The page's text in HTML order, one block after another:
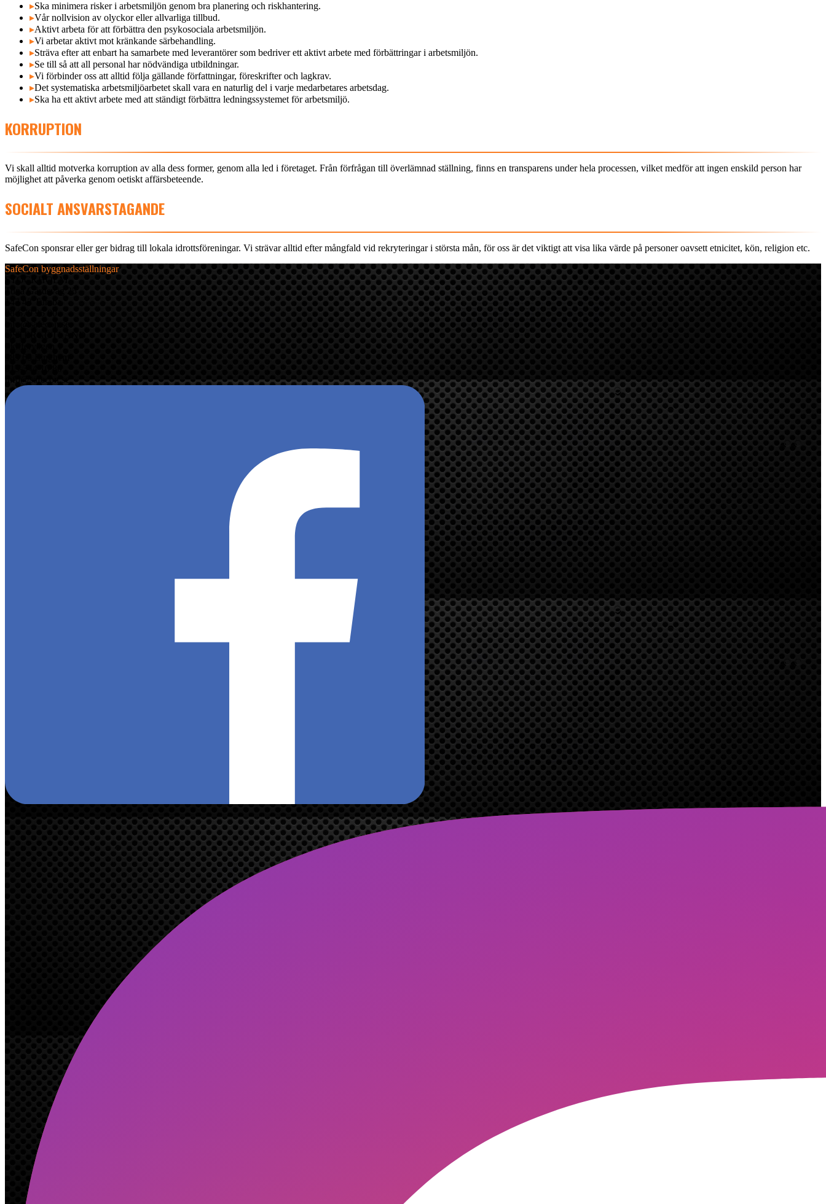
▸Ska minimera risker i arbetsmiljön genom bra planering och riskhantering.
▸Vår nollvision av olyckor eller allvarliga tillbud.
▸Aktivt arbeta för att förbättra den psykosociala arbetsmiljön.
▸Vi arbetar aktivt mot kränkande särbehandling.
▸Sträva efter att enbart ha samarbete med leverantörer som bedriver ett aktivt arbete med förbättringar i arbetsmiljön.
▸Se till så att all personal har nödvändiga utbildningar.
▸Vi förbinder oss att alltid följa gällande författningar, föreskrifter och lagkrav.
▸Det systematiska arbetsmiljöarbetet skall vara en naturlig del i varje medarbetares arbetsdag.
▸Ska ha ett aktivt arbete med att ständigt förbättra ledningssystemet för arbetsmiljö.
KORRUPTION
Vi skall alltid motverka korruption av alla dess former, genom alla led i företaget. Från förfrågan till överlämnad ställning, finns en transparens under hela processen, vilket medför att ingen enskild person har
möjlighet att påverka genom oetiskt affärsbeteende.
SOCIALT ANSVARSTAGANDE
SafeCon sponsrar eller ger bidrag till lokala idrottsföreningar. Vi strävar alltid efter mångfald vid rekryteringar i största mån, för oss är det viktigt att visa lika värde på personer oavsett etnicitet, kön, religion etc.
SafeCon byggnadsställningar
info@safecon.se